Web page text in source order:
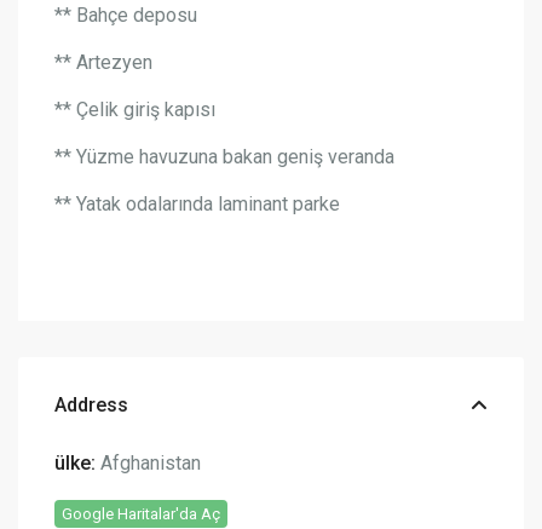
** Bahçe deposu
** Artezyen
** Çelik giriş kapısı
** Yüzme havuzuna bakan geniş veranda
** Yatak odalarında laminant parke
Address
ülke: Afghanistan
Google Haritalar'da Aç